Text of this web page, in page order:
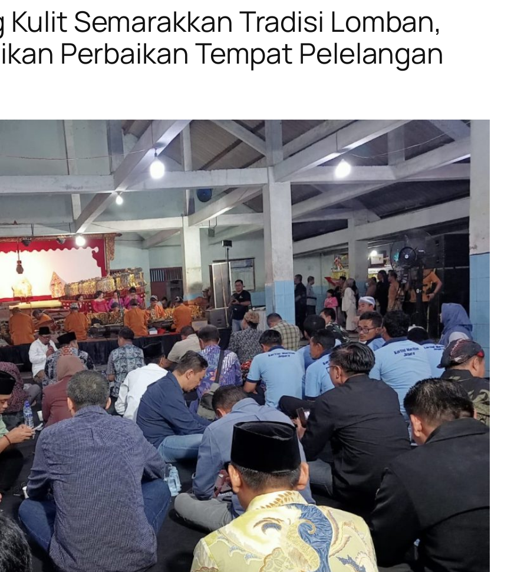
Semarakkan Tradisi Lomban,
Perbaikan Tempat Pelelangan